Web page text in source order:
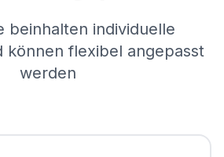
beinhalten individuelle
können flexibel angepasst
werden